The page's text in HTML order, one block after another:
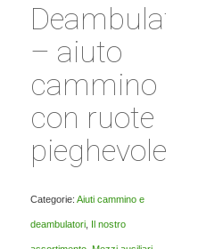
Deambulatore
– aiuto
cammino
con ruote
pieghevole
Categorie: Aiuti cammino e
deambulatori, Il nostro